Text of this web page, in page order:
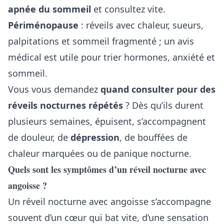
apnée du sommeil et consultez vite.
Périménopause : réveils avec chaleur, sueurs,
palpitations et sommeil fragmenté ; un avis
médical est utile pour trier hormones, anxiété et
sommeil.
Vous vous demandez quand consulter pour des
réveils nocturnes répétés ? Dès qu’ils durent
plusieurs semaines, épuisent, s’accompagnent
de douleur, de dépression, de bouffées de
chaleur marquées ou de panique nocturne.
Quels sont les symptômes d’un réveil nocturne avec
angoisse ?
Un réveil nocturne avec angoisse s’accompagne
souvent d’un cœur qui bat vite, d’une sensation